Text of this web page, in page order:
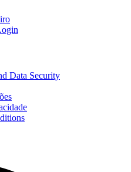
Data Security